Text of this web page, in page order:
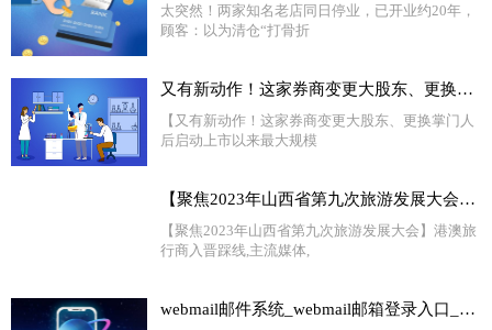
太突然！两家知名老店同日停业，已开业约20年，
顾客：以为清仓“打骨折
又有新动作！这家券商变更大股东、更换掌门人后 启动上市以来最大规模再融资
【又有新动作！这家券商变更大股东、更换掌门人
后启动上市以来最大规模
【聚焦2023年山西省第九次旅游发展大会】港澳旅行商入晋踩线
【聚焦2023年山西省第九次旅游发展大会】港澳旅
行商入晋踩线,主流媒体,
webmail邮件系统_webmail邮箱登录入口_世界独家